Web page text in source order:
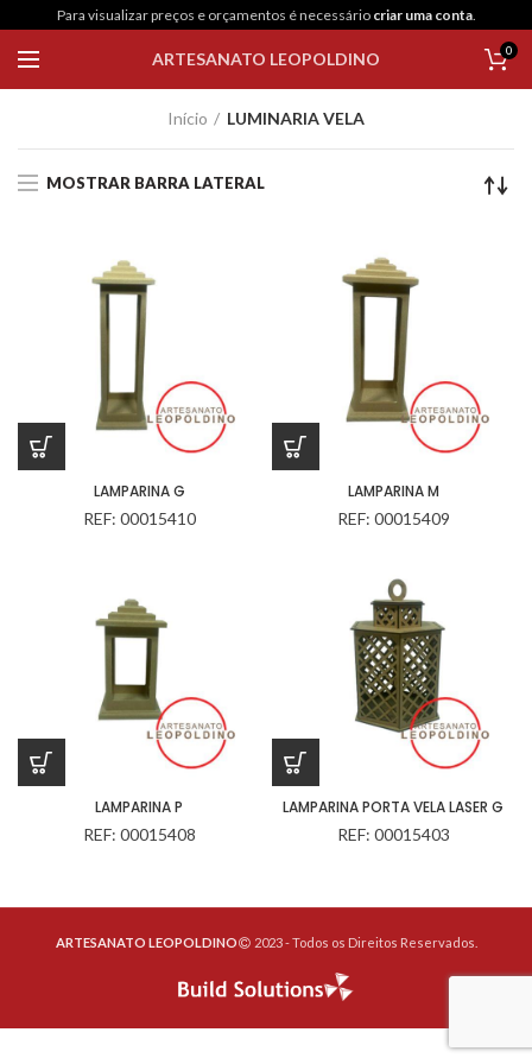
Para visualizar preços e orçamentos é necessário criar uma conta.
ARTESANATO LEOPOLDINO 0
Início LUMINARIA VELA
MOSTRAR BARRA LATERAL
LAMPARINA G
REF: 00015410
LAMPARINA M
REF: 00015409
LAMPARINA P
REF: 00015408
LAMPARINA PORTA VELA LASER G
REF: 00015403
ARTESANATO LEOPOLDINO 2023 - Todos os Direitos Reservados.